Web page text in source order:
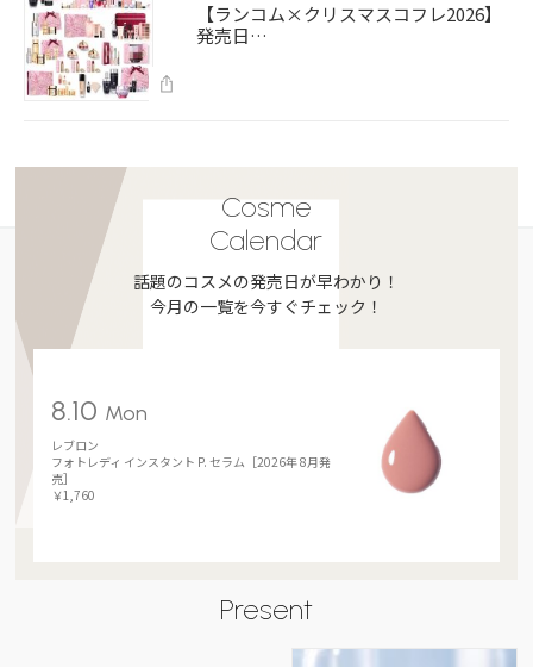
【ランコム×クリスマスコフレ2026】
発売日…
Cosme
Calendar
話題のコスメの発売日が早わかり！
今月の一覧を今すぐチェック！
8.10 Mon
レブロン
フォトレディ インスタント P. セラム［2026年 8月発
売］
￥1,760
Present